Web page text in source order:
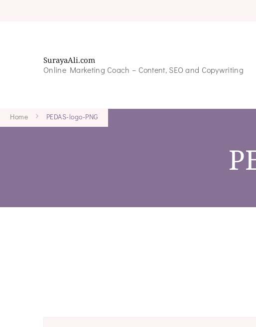
SurayaAli.com
Online Marketing Coach – Content, SEO and Copywriting
Home PEDAS-logo-PNG